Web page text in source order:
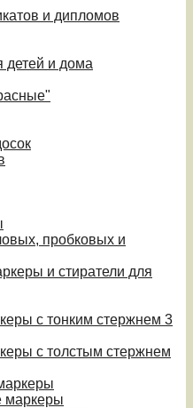
и дипломов
детей и дома
пробковых и
и стиратели для
с тонким стержнем 3
с толстым стержнем
маркеры